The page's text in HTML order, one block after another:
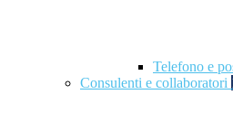
Telefono e
Consulenti e collaboratori